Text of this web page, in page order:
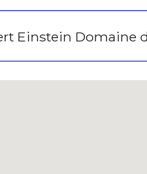
Einstein Domaine